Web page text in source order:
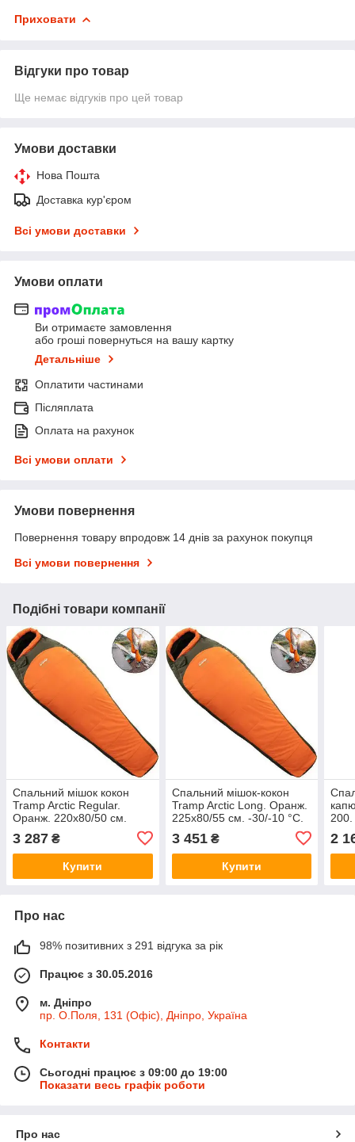
Приховати
Відгуки про товар
Ще немає відгуків про цей товар
Умови доставки
Нова Пошта
Доставка кур'єром
Всі умови доставки
Умови оплати
Ви отримаєте замовлення
або гроші повернуться на вашу картку
Детальніше
Оплатити частинами
Післяплата
Оплата на рахунок
Всі умови оплати
Умови повернення
Повернення товару впродовж 14 днів за рахунок покупця
Всі умови повернення
Подібні товари компанії
Спальний мішок кокон
Tramp Arctic Regular.
Оранж. 220х80/50 см.
Кемпінговий спальник
3 287 ₴
Купити
Спальний мішок-кокон
Tramp Arctic Long. Оранж.
225х80/55 см. -30/-10 °C.
спальник
3 451₴
Купити
2
Про нас
98% позитивних з 291 відгука за рік
Працює з 30.05.2016
м. Дніпро
пр. О.Поля, 131 (Офіс), Дніпро, Україна
Контакти
Сьогодні працює з 09:00 до 19:00
Показати весь графік роботи
Про нас